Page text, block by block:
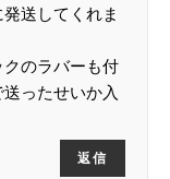
送してくれま
のラバーも付
ったせいか入
返信